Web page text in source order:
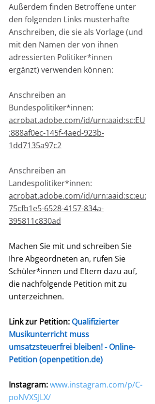
Außerdem finden Betroffene unter
den folgenden Links musterhafte
Anschreiben, die sie als Vorlage (und
mit den Namen der von ihnen
adressierten Politiker*innen
ergänzt) verwenden können:
Anschreiben an
Bundespolitiker*innen:
acrobat.adobe.com/id/urn:aaid:sc:EU
:888af0ec-145f-4aed-923b-
1dd7135a97c2
Anschreiben an
Landespolitiker*innen:
acrobat.adobe.com/id/urn:aaid:sc:eu:
75cfb1e5-6528-4157-834a-
395811c830ad
Machen Sie mit und schreiben Sie
Ihre Abgeordneten an, rufen Sie
Schüler*innen und Eltern dazu auf,
die nachfolgende Petition mit zu
unterzeichnen.
Link zur Petition: Qualifizierter
Musikunterricht muss
umsatzsteuerfrei bleiben! - Online-
Petition (openpetition.de)
Instagram: www.instagram.com/p/C-
poNVXSJLX/